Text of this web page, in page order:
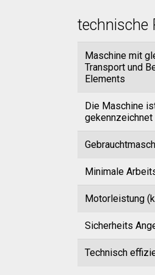
technische
Maschine mit
Transport und
Elements
Die Maschine
gekennzeichnet
Minimale
Motorleistung
Sicherheits
Technisch